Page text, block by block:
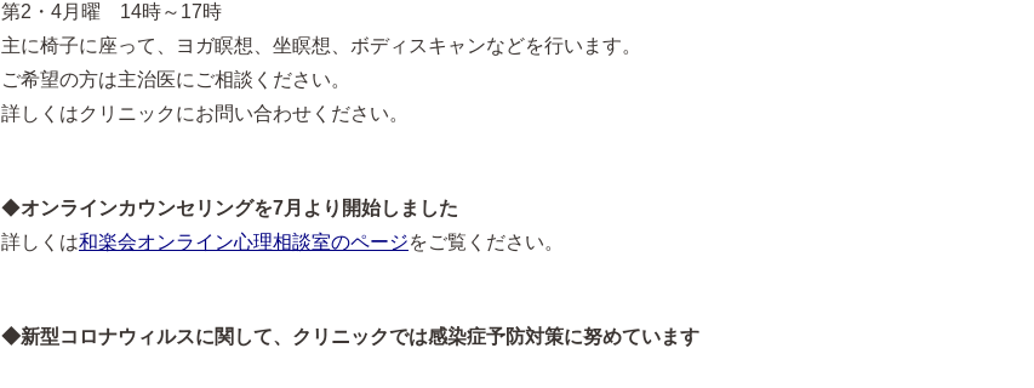
第2・4月曜 14時～17時
主に椅子に座って、ヨガ瞑想、坐瞑想、ボディスキャンなどを行います。
ご希望の方は主治医にご相談ください。
詳しくはクリニックにお問い合わせください。
◆オンラインカウンセリングを7月より開始しました
詳しくは和楽会オンライン心理相談室のページをご覧ください。
◆新型コロナウィルスに関して、クリニックでは感染症予防対策に努めています